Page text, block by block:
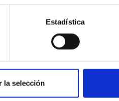
Estadística
la selección
también han contribuido,
y, en particular, por las
de hielos” en el disco
se formaron en la parte